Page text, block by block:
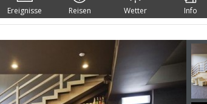
Ereignisse Reisen Wetter Info